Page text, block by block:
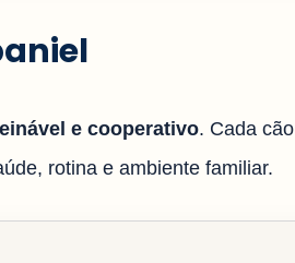
e cooperativo. Cada cão
rotina e ambiente familiar.